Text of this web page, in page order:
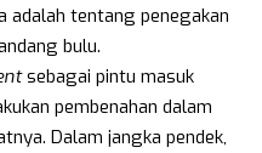
adalah tentang penegakan
bulu.
sebagai pintu masuk
pembenahan dalam
Dalam jangka pendek,